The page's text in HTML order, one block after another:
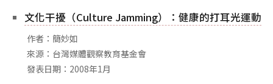
關於
關於本站
團隊成員
出版品
文化干擾（Culture Jamming）：健康的打耳光運動
作者：簡妙如
來源：台灣媒體觀察教育基金會
發表日期：2008年1月